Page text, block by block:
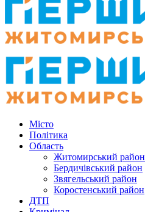
Місто
Політика
Область
Житомирський район
Бердичівський район
Звягельський район
Коростенський район
ДТП